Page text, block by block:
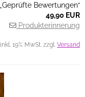
„Geprüfte Bewertungen“
49,90 EUR
Produkterinnerung
inkl. 19% MwSt. zzgl. Versand